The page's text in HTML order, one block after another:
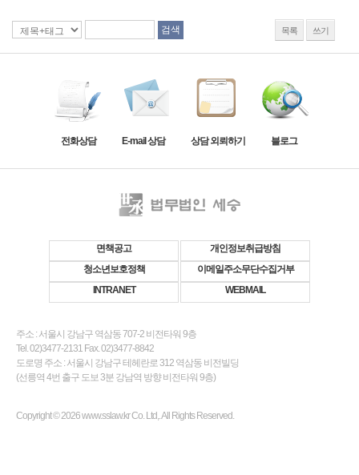
목록 쓰기
전화상담 E-mail 상담 상담 외뢰하기 블로그
면책공고
개인정보취급방침
청소년보호정책
이메일주소무단수집거부
INTRANET
WEBMAIL
주소 : 서울시 강남구 역삼동 707-2 비전타워 9층
Tel. 02)3477-2131 Fax. 02)3477-8842
도로명 주소 : 서울시 강남구 테헤란로 312 역삼동 비전빌딩
(선릉역 4번 출구 도보 3분 강남역 방향 비전타워 9층)
Copyright © 2026 www.sslaw.kr Co. Ltd,. All Rights Reserved.